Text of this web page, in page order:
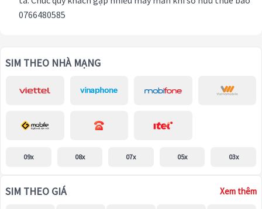
0766480585
SIM THEO NHÀ MẠNG
09x 08x 07x 05x 03x
SIM THEO GIÁ Xem thêm